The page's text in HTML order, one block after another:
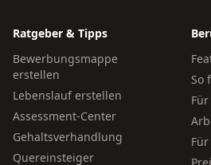
Ratgeber & Tipps
Bewerbungsmappe
erstellen
Lebenslauf erstellen
Assessment-Center
Gehaltsverhandlung
Quereinsteiger
So